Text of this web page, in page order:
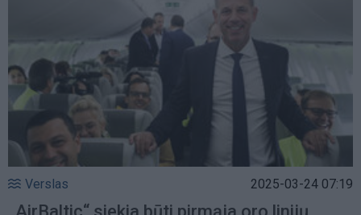
Verslas 2025-03-24 07:19